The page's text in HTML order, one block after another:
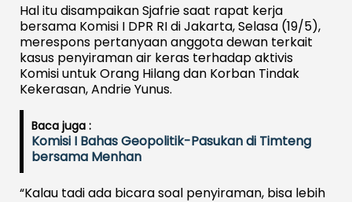
Hal itu disampaikan Sjafrie saat rapat kerja
bersama Komisi I DPR RI di Jakarta, Selasa (19/5),
merespons pertanyaan anggota dewan terkait
kasus penyiraman air keras terhadap aktivis
Komisi untuk Orang Hilang dan Korban Tindak
Kekerasan, Andrie Yunus.
Baca juga :
Komisi I Bahas Geopolitik-Pasukan di Timteng
bersama Menhan
“Kalau tadi ada bicara soal penyiraman, bisa lebih